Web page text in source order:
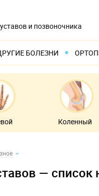
и позвоночника
БОЛЕЗНИ
Коленный
— список